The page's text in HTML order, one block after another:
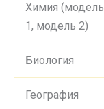
Химия (модель
1, модель 2)
Биология
География